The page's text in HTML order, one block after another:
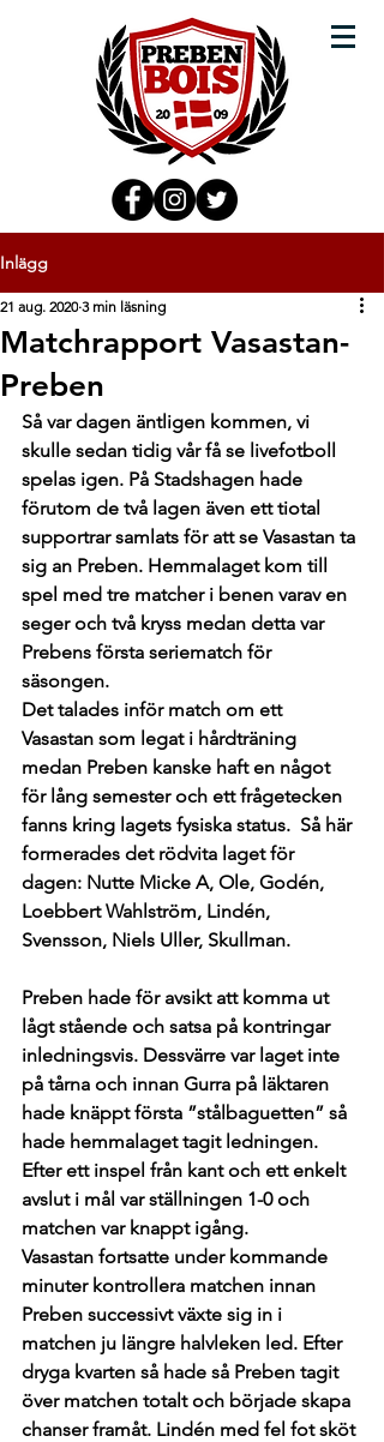
Inlägg
Matchrapport Vasastan-
Preben
21 aug. 2020 3 min läsning
Så var dagen äntligen kommen, vi
skulle sedan tidig vår få se livefotboll
spelas igen. På Stadshagen hade
förutom de två lagen även ett tiotal
supportrar samlats för att se Vasastan ta
sig an Preben. Hemmalaget kom till
spel med tre matcher i benen varav en
seger och två kryss medan detta var
Prebens första seriematch för
säsongen.
Det talades inför match om ett
Vasastan som legat i hårdträning
medan Preben kanske haft en något
för lång semester och ett frågetecken
fanns kring lagets fysiska status.  Så här
formerades det rödvita laget för
dagen: Nutte Micke A, Ole, Godén,
Loebbert Wahlström, Lindén,
Svensson, Niels Uller, Skullman.
Preben hade för avsikt att komma ut
lågt stående och satsa på kontringar
inledningsvis. Dessvärre var laget inte
på tårna och innan Gurra på läktaren
hade knäppt första ”stålbaguetten” så
hade hemmalaget tagit ledningen.
Efter ett inspel från kant och ett enkelt
avslut i mål var ställningen 1-0 och
matchen var knappt igång.
Vasastan fortsatte under kommande
minuter kontrollera matchen innan
Preben successivt växte sig in i
matchen ju längre halvleken led. Efter
dryga kvarten så hade så Preben tagit
över matchen totalt och började skapa
chanser framåt. Lindén med fel fot sköt